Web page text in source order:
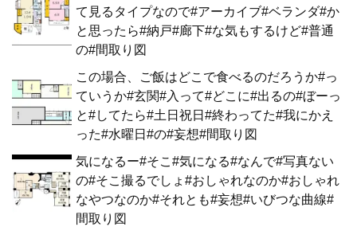
て見るタイプなので#アーカイブ#ベランダ#か
と思ったら#納戸#廊下#な気もするけど#普通
の#間取り図
この場合、ご飯はどこで食べるのだろうか#っ
ていうか#玄関#入って#どこに#出るの#ぼーっ
と#してたら#土日祝日#終わってた#我にかえ
った#水曜日#の#妄想#間取り図
気になるー#そこ#気になる#なんで#写真ない
の#そこ撮るでしょ#おしゃれなのか#おしゃれ
なやつなのか#それとも#妄想#いびつな曲線#
間取り図